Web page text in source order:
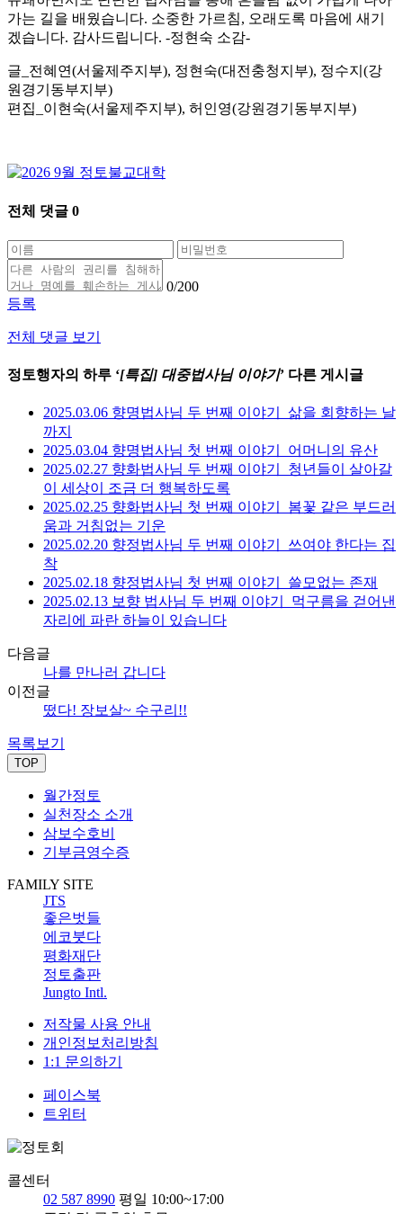
가는 길을 배웠습니다. 소중한 가르침, 오래도록 마음에 새기
겠습니다. 감사드립니다. -정현숙 소감-
글_전혜연(서울제주지부), 정현숙(대전충청지부), 정수지(강
원경기동부지부)
편집_이현숙(서울제주지부), 허인영(강원경기동부지부)
전체 댓글 0
0/200
등록
전체 댓글 보기
정토행자의 하루 ‘[특집] 대중법사님 이야기’ 다른 게시글
2025.03.06 향명법사님 두 번째 이야기_삶을 회향하는 날
까지
2025.03.04 향명법사님 첫 번째 이야기_어머니의 유산
2025.02.27 향화법사님 두 번째 이야기_청년들이 살아갈
이 세상이 조금 더 행복하도록
2025.02.25 향화법사님 첫 번째 이야기_봄꽃 같은 부드러
움과 거침없는 기운
2025.02.20 향정법사님 두 번째 이야기_쓰여야 한다는 집
착
2025.02.18 향정법사님 첫 번째 이야기_쓸모없는 존재
2025.02.13 보향 법사님 두 번째 이야기_먹구름을 걷어낸
자리에 파란 하늘이 있습니다
다음글
나를 만나러 갑니다
이전글
떴다! 장보살~ 수구리!!
목록보기
TOP
월간정토
실천장소 소개
삼보수호비
기부금영수증
FAMILY SITE
JTS
좋은벗들
에코붓다
평화재단
정토출판
Jungto Intl.
저작물 사용 안내
개인정보처리방침
1:1 문의하기
페이스북
트위터
콜센터
02 587 8990 평일 10:00~17:00